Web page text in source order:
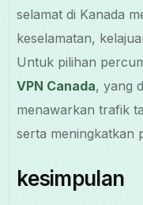
selamat di Kanada
keselamatan,
Untuk pilihan
VPN Canada, yang
menawarkan trafik
serta meningkatkan
kesimpulan